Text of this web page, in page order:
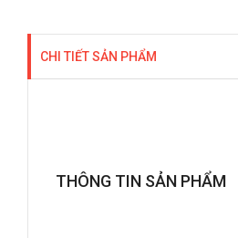
CHI TIẾT SẢN PHẨM
THÔNG TIN SẢN PHẨM